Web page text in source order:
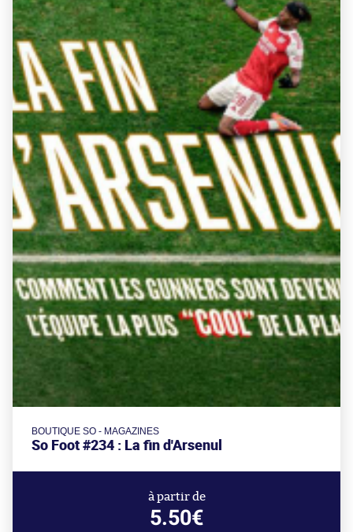
BOUTIQUE SO - MAGAZINES
So Foot #234 : La fin d'Arsenul
à partir de
5.50€